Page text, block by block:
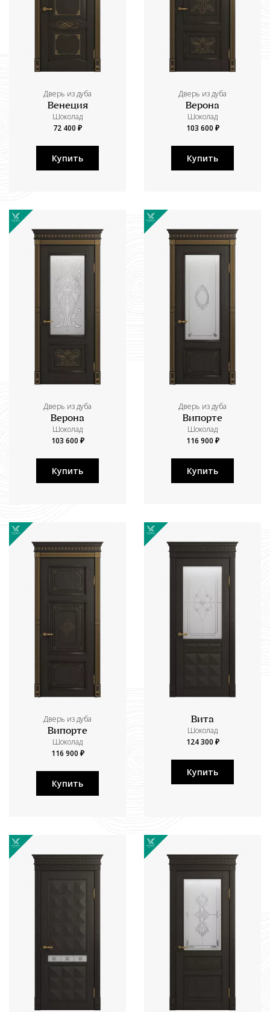
Дверь из дуба
Венеция
Шоколад
72 400 ₽
Купить
Дверь из дуба
Верона
Шоколад
103 600 ₽
Купить
Дверь из дуба
Верона
Шоколад
103 600 ₽
Купить
Дверь из дуба
Випорте
Шоколад
116 900 ₽
Купить
Дверь из дуба
Випорте
Шоколад
116 900 ₽
Купить
Вита
Шоколад
124 300 ₽
Купить